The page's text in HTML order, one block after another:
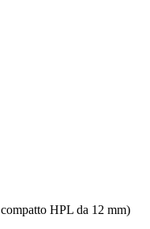
HPL da 12 mm)